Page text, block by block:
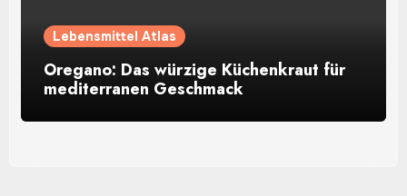
Lebensmittel Atlas
Oregano: Das würzige Küchenkraut für
mediterranen Geschmack